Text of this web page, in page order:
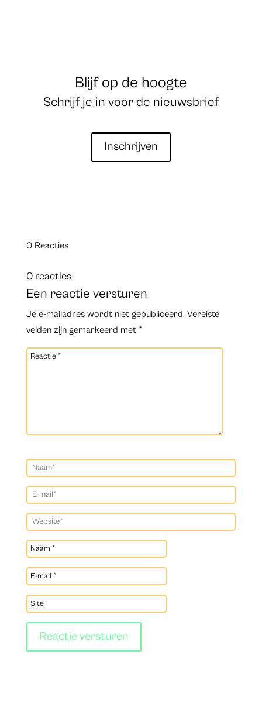
Blijf op de hoogte
Schrijf je in voor de nieuwsbrief
Inschrijven
0 Reacties
0 reacties
Een reactie versturen
Je e-mailadres wordt niet gepubliceerd. Vereiste
velden zijn gemarkeerd met *
Reactie versturen